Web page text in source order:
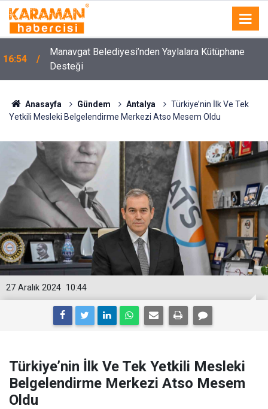
16:54
Manavgat Belediyesi’nden Yaylalara Kütüphane
Desteği
16:35
Mersin’de Patlayan Domates Konservesi 9 Aylık
Bebeği Yaktı
Anasayfa Gündem Antalya
Türkiye’nin İlk Ve Tek
Yetkili Mesleki Belgelendirme Merkezi Atso Mesem Oldu
10:44
27 Aralık 2024
Türkiye’nin İlk Ve Tek Yetkili Mesleki
Belgelendirme Merkezi Atso Mesem
Oldu